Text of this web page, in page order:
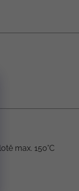
max. 150°C